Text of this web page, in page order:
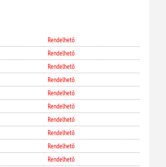
Rendelhető
Rendelhető
Rendelhető
Rendelhető
Rendelhető
Rendelhető
Rendelhető
Rendelhető
Rendelhető
Rendelhető